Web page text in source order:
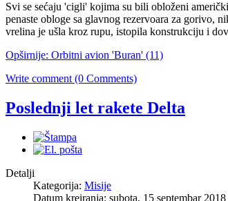
Svi se sećaju 'cigli' kojima su bili obloženi
penaste obloge sa glavnog rezervoara za gorivo,
vrelina je ušla kroz rupu, istopila konstrukciju i
Opširnije: Orbitni avion 'Buran' (11)
Write comment (0 Comments)
Poslednji let rakete Delta
Detalji
Kategorija: Misije
Datum kreiranja: subota, 15 septembar 2018